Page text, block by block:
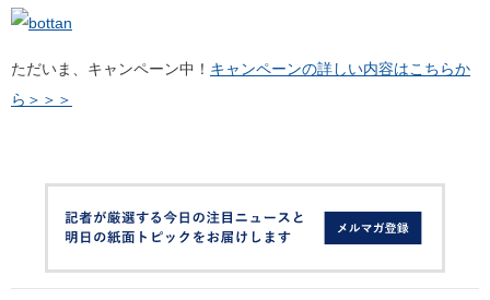
ただいま、キャンペーン中！ キャンペーンの詳しい内容はこちらか
ら＞＞＞